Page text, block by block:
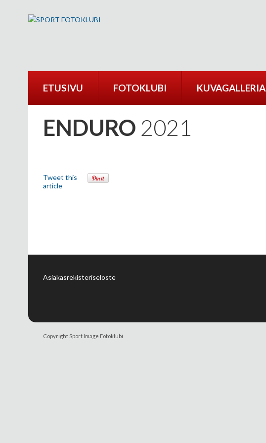
ETUSIVU FOTOKLUBI KUVAGALLERIA
ENDURO 2021
Tweet this
article
Asiakasrekisteriseloste
Copyright Sport Image Fotoklubi